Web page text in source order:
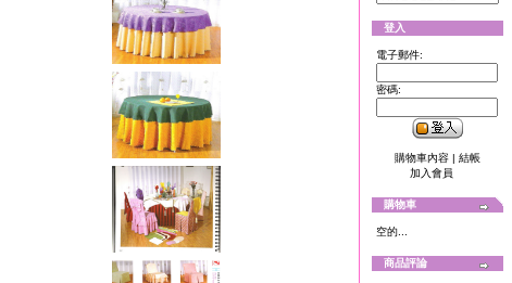
登入
電子郵件:
密碼:
購物車內容 | 結帳
加入會員
購物車
空的...
商品評論